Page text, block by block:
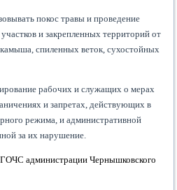
покос травы и проведение
и закрепленных территорий от
спиленных веток, сухостойных
рабочих и служащих о мерах
и запретах, действующих в
режима, и административной
за их нарушение.
ГОЧС администрации Чернышковского